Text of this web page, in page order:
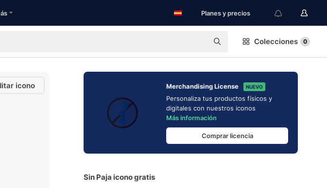
Planes y precios
Colecciones 0
icono Merchandising License NUEVO
Personaliza tus productos físicos y
digitales con nuestros iconos
Más información
Comprar licencia
Sin Paja icono gratis